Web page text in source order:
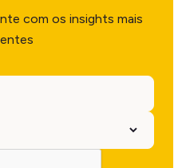
com os insights mais